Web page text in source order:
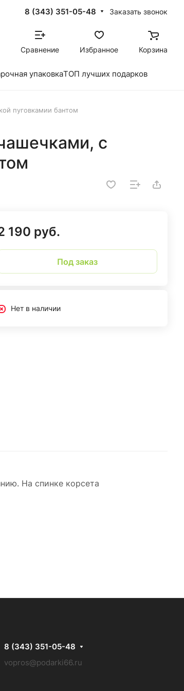
8 (343) 351-05-48 Заказать звонок
Сравнение Избранное Корзина
упаковкаТОП лучших подарков
пуговкамии бантом
с
190 руб.
Под заказ
Нет в наличии
На спинке корсета
8 (343) 351-05-48
vopros@podarki66.ru